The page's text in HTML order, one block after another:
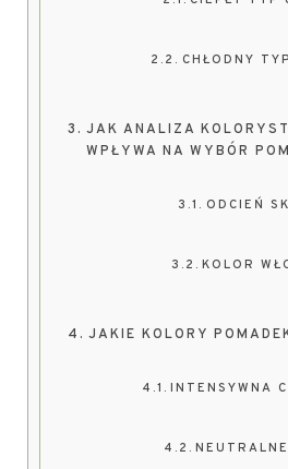
CHŁODNY
JAK ANALIZA
WPŁYWA NA WYBÓR
ODCIEŃ
KOLOR
JAKIE KOLORY
INTENSYWNA